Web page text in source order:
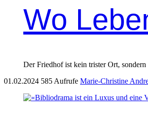
Wo
Der Fried­hof ist kein tris­ter Ort,
01.02.2024 585 Aufrufe Marie-Christine